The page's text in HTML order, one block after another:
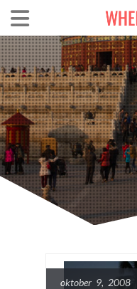
oktober 9, 2008